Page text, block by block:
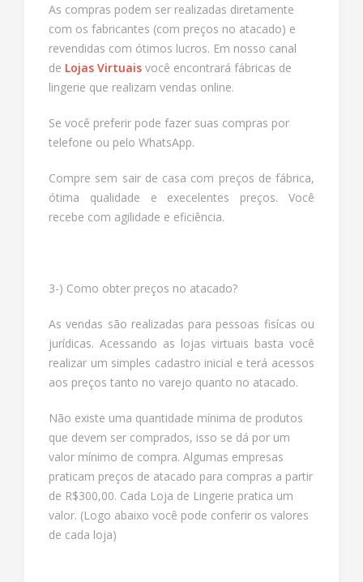
As compras podem ser realizadas diretamente
com os fabricantes (com preços no atacado) e
revendidas com ótimos lucros. Em nosso canal
de Lojas Virtuais você encontrará fábricas de
lingerie que realizam vendas online.
Se você preferir pode fazer suas compras por
telefone ou pelo WhatsApp.
Compre sem sair de casa com preços de fábrica,
ótima qualidade e execelentes preços. Você
recebe com agilidade e eficiência.
3-) Como obter preços no atacado?
As vendas são realizadas para pessoas fisícas ou
jurídicas. Acessando as lojas virtuais basta você
realizar um simples cadastro inicial e terá acessos
aos preços tanto no varejo quanto no atacado.
Não existe uma quantidade mínima de produtos
que devem ser comprados, isso se dá por um
valor mínimo de compra. Algumas empresas
praticam preços de atacado para compras a partir
de R$300,00. Cada Loja de Lingerie pratica um
valor. (Logo abaixo você pode conferir os valores
de cada loja)